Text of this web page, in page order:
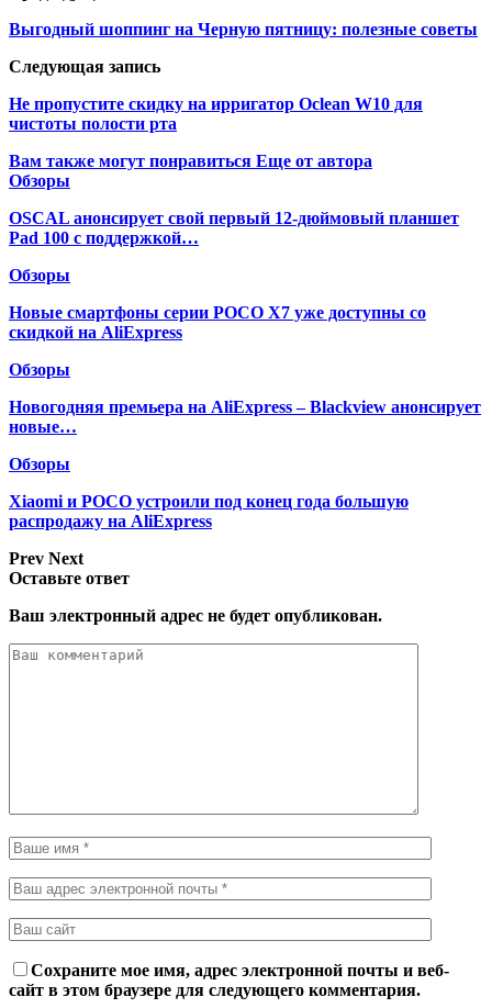
Выгодный шоппинг на Черную пятницу: полезные советы
Следующая запись
Не пропустите скидку на ирригатор Oclean W10 для
чистоты полости рта
Вам также могут понравиться Еще от автора
Обзоры
OSCAL анонсирует свой первый 12-дюймовый планшет
Pad 100 с поддержкой…
Обзоры
Новые смартфоны серии POCO X7 уже доступны со
скидкой на AliExpress
Обзоры
Новогодняя премьера на AliExpress – Blackview анонсирует
новые…
Обзоры
Xiaomi и POCO устроили под конец года большую
распродажу на AliExpress
Prev Next
Оставьте ответ
Ваш электронный адрес не будет опубликован.
Сохраните мое имя, адрес электронной почты и веб-
сайт в этом браузере для следующего комментария.